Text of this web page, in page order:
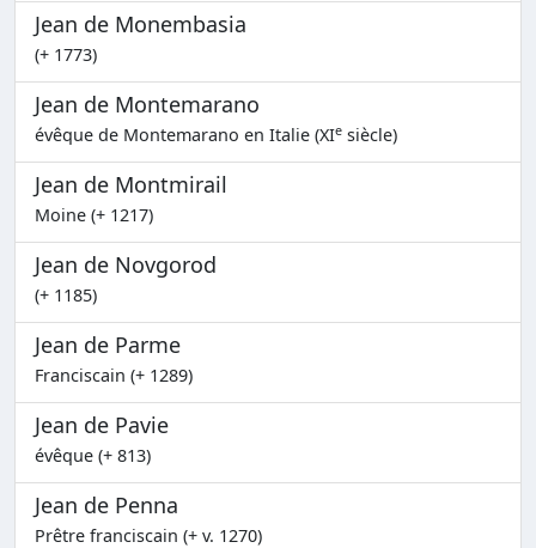
Jean de Monembasia
(+ 1773)
Jean de Montemarano
évêque de Montemarano en Italie (XIe siècle)
Jean de Montmirail
Moine (+ 1217)
Jean de Novgorod
(+ 1185)
Jean de Parme
Franciscain (+ 1289)
Jean de Pavie
évêque (+ 813)
Jean de Penna
Prêtre franciscain (+ v. 1270)